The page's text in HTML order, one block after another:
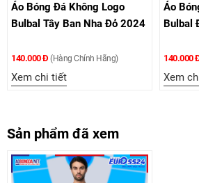
Áo Bóng Đá Không Logo
Bulbal Tây Ban Nha Đỏ 2024
140.000 Đ (Hàng Chính Hãng)
Xem chi tiết
Áo
Bulbal
140.000
Xem
Sản phẩm đã xem